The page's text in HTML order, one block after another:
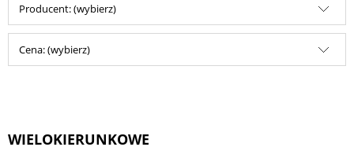
Producent: (wybierz)
Cena: (wybierz)
WIELOKIERUNKOWE